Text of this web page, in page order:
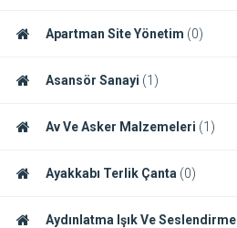
Apartman Site Yönetim (0)
Asansör Sanayi (1)
Av Ve Asker Malzemeleri (1)
Ayakkabı Terlik Çanta (0)
Aydınlatma Işık Ve Seslendirme